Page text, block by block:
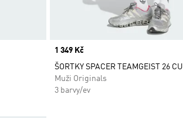
Price
1 349 Kč
ŠORTKY SPACER TEAMGEIST 26
Muži Originals
3 barvy/ev